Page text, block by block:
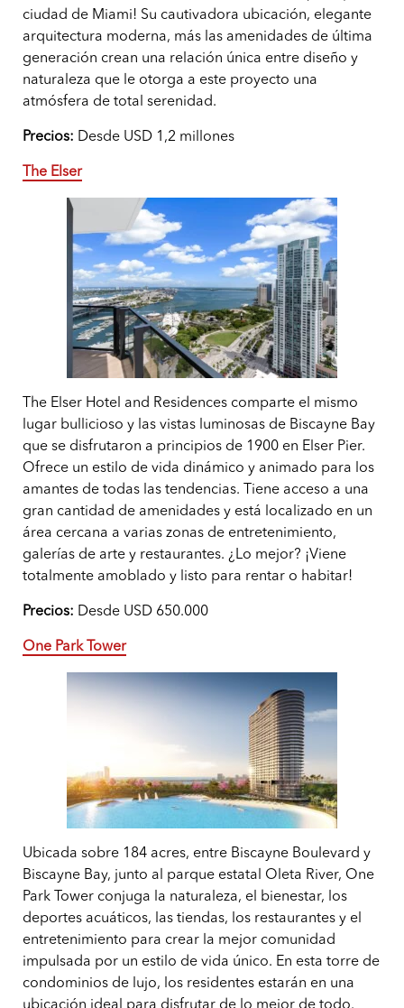
ciudad de Miami! Su cautivadora ubicación, elegante
arquitectura moderna, más las amenidades de última
generación crean una relación única entre diseño y
naturaleza que le otorga a este proyecto una
atmósfera de total serenidad.
Precios: Desde USD 1,2 millones
The Elser
The Elser Hotel and Residences comparte el mismo
lugar bullicioso y las vistas luminosas de Biscayne Bay
que se disfrutaron a principios de 1900 en Elser Pier.
Ofrece un estilo de vida dinámico y animado para los
amantes de todas las tendencias. Tiene acceso a una
gran cantidad de amenidades y está localizado en un
área cercana a varias zonas de entretenimiento,
galerías de arte y restaurantes. ¿Lo mejor? ¡Viene
totalmente amoblado y listo para rentar o habitar!
Precios: Desde USD 650.000
One Park Tower
Ubicada sobre 184 acres, entre Biscayne Boulevard y
Biscayne Bay, junto al parque estatal Oleta River, One
Park Tower conjuga la naturaleza, el bienestar, los
deportes acuáticos, las tiendas, los restaurantes y el
entretenimiento para crear la mejor comunidad
impulsada por un estilo de vida único. En esta torre de
condominios de lujo, los residentes estarán en una
ubicación ideal para disfrutar de lo mejor de todo.